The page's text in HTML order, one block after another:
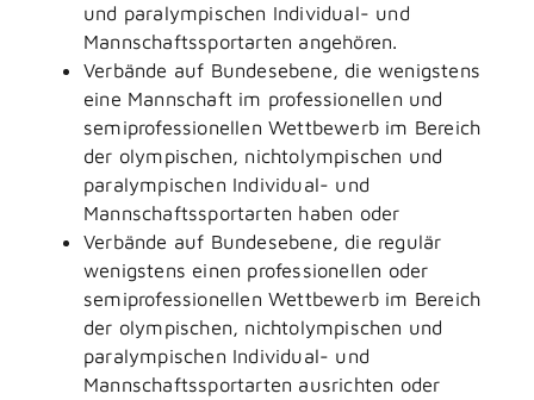
und paralympischen Individual- und
Mannschaftssportarten angehören.
Verbände auf Bundesebene, die wenigstens
eine Mannschaft im professionellen und
semiprofessionellen Wettbewerb im Bereich
der olympischen, nichtolympischen und
paralympischen Individual- und
Mannschaftssportarten haben oder
Verbände auf Bundesebene, die regulär
wenigstens einen professionellen oder
semiprofessionellen Wettbewerb im Bereich
der olympischen, nichtolympischen und
paralympischen Individual- und
Mannschaftssportarten ausrichten oder